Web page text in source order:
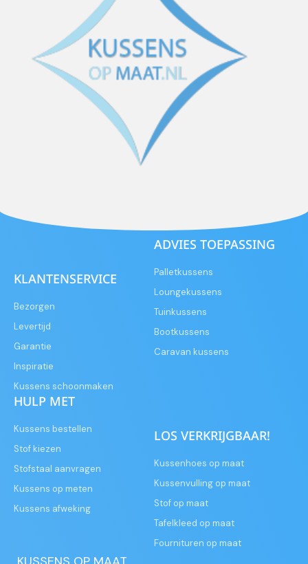
KLANTENSERVICE
Bezorgen
Levertijd
Garantie
Inspiratie
Kussens schoonmaken
ADVIES TOEPASSING
Palletkussens
Loungekussens
Tuinkussens
Bootkussens
Caravan kussens
HULP MET
Kussens bestellen
Stof kiezen
Stofstaal aanvragen
Kussens op meten
Kussens afweking
LOS VERKRIJGBAAR!
Kussenhoes op maat
Kussenvulling op maat
Stof op maat
Tafelkleed op maat
Fournituren op maat